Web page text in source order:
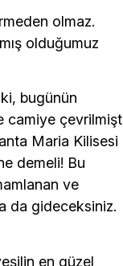
olmaz.
olduğumuz
bugünün
camiye
Maria Kilisesi
demeli! Bu
ve
da gideceksiniz.
en güzel